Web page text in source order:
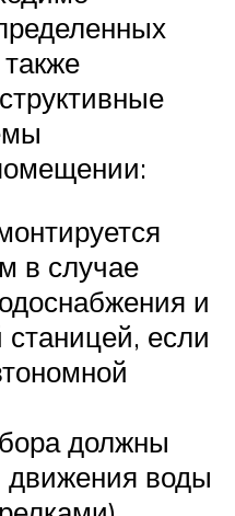
в случае
и
станицей, если
должны
движения воды